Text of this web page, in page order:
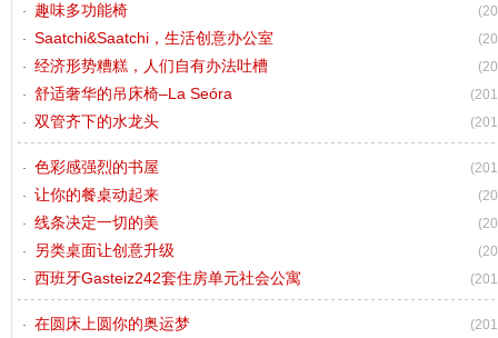
趣味多功能椅
Saatchi&Saatchi，生活创意办公室
经济形势糟糕，人们自有办法吐槽
舒适奢华的吊床椅–La Seóra
双管齐下的水龙头
色彩感强烈的书屋
让你的餐桌动起来
线条决定一切的美
另类桌面让创意升级
西班牙Gasteiz242套住房单元社会公寓
在圆床上圆你的奥运梦